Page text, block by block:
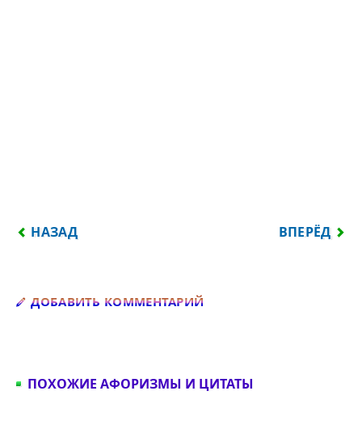
ПРЕДЫДУЩИЙ: ЛЮБЯЩИЕ НЕ ВСТРЕЧАЮТСЯ, ОНИ
НАЗАД ВПЕРЁД
ДОБАВИТЬ КОММЕНТАРИЙ
ПОХОЖИЕ АФОРИЗМЫ И ЦИТАТЫ